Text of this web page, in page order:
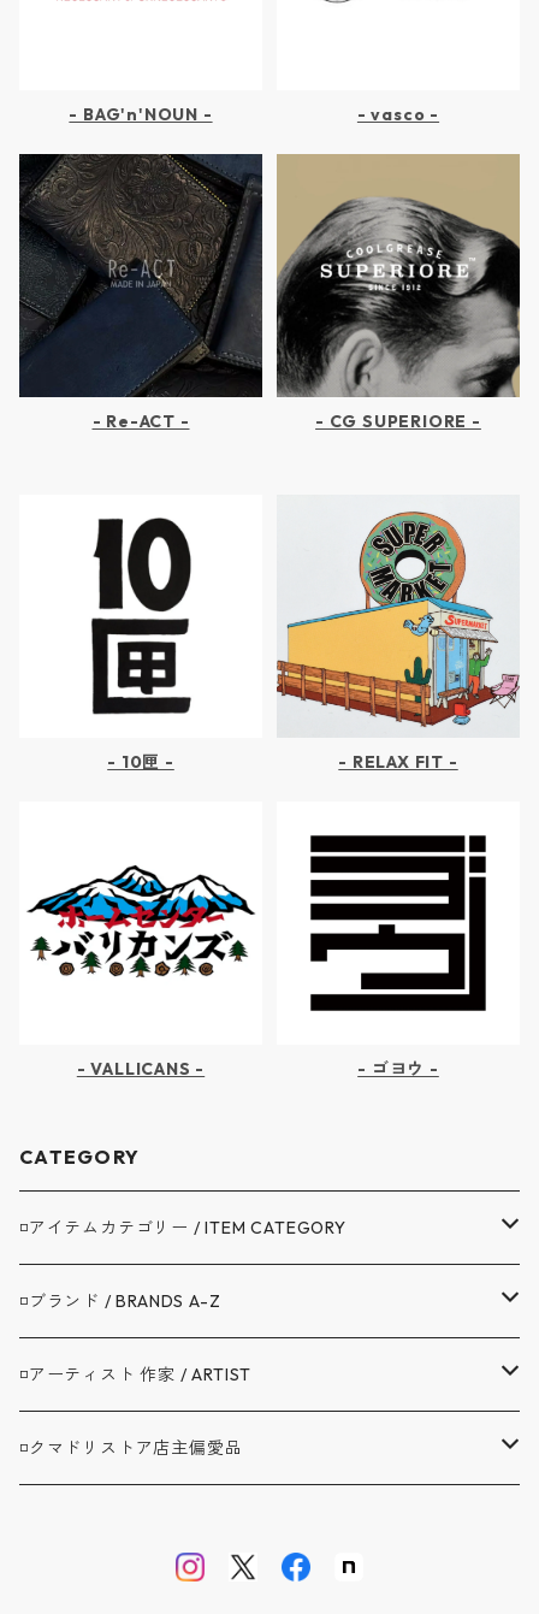
- BAG'n'NOUN - - vasco -
- Re-ACT - - CG SUPERIORE -
- 10匣 - - RELAX FIT -
- VALLICANS - - ゴヨウ -
CATEGORY
◽️アイテムカテゴリー / ITEM CATEGORY
▼アウター / OUTER
コート / COAT
ジャケット / JACKET
カーディガン / CARDIGAN
▼トップス / TOPS
シャツ / SHIRTS
▼ボトムス / BOTTOMS
ロングパンツ / LONG PANTS
◽️ブランド / BRANDS A-Z
A.G.SPALDING&BROS. / スポルディング
BAG'n'NOUN / バッグンナウン
◽️アーティスト 作家 / ARTIST
BANDAIYA(ばんだいや)
◽️クマドリストア店主偏愛品